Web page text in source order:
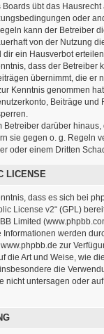
übt das Hausrecht
oder
kann der Betreiber
von der Nutzung
ein Hausverbot erteilen.
dass der Betreiber
übernimmt, die er
Kenntnis genommen
Beiträge und
Betreiber darüber
sie gegen o. g. Regeln
oder einem Dritten
LICENSE
dass es sich bei
License v2“ (GPL)
Limited
Informationen werden
zur
die Art und Weise, wie
die
nicht untersagen oder